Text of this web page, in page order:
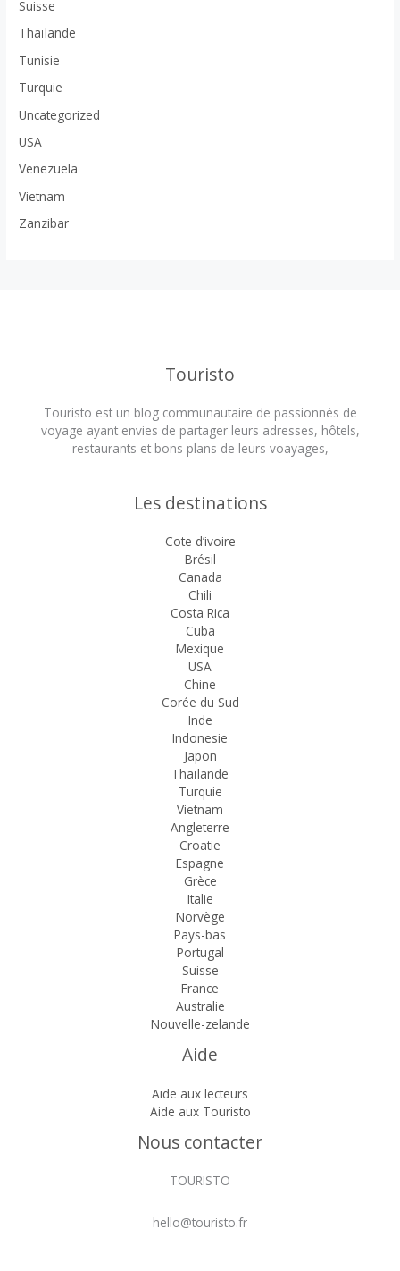
Suisse
Thaïlande
Tunisie
Turquie
Uncategorized
USA
Venezuela
Vietnam
Zanzibar
Touristo
Touristo est un blog communautaire de passionnés de
voyage ayant envies de partager leurs adresses, hôtels,
restaurants et bons plans de leurs voayages,
Les destinations
Cote d’ivoire
Brésil
Canada
Chili
Costa Rica
Cuba
Mexique
USA
Chine
Corée du Sud
Inde
Indonesie
Japon
Thaïlande
Turquie
Vietnam
Angleterre
Croatie
Espagne
Grèce
Italie
Norvège
Pays-bas
Portugal
Suisse
France
Australie
Nouvelle-zelande
Aide
Aide aux lecteurs
Aide aux Touristo
Nous contacter
TOURISTO
hello@touristo.fr